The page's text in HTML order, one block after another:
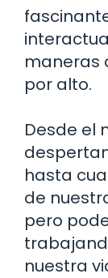
maneras
por alto.
Desde el
hasta
de
pero
nuestra